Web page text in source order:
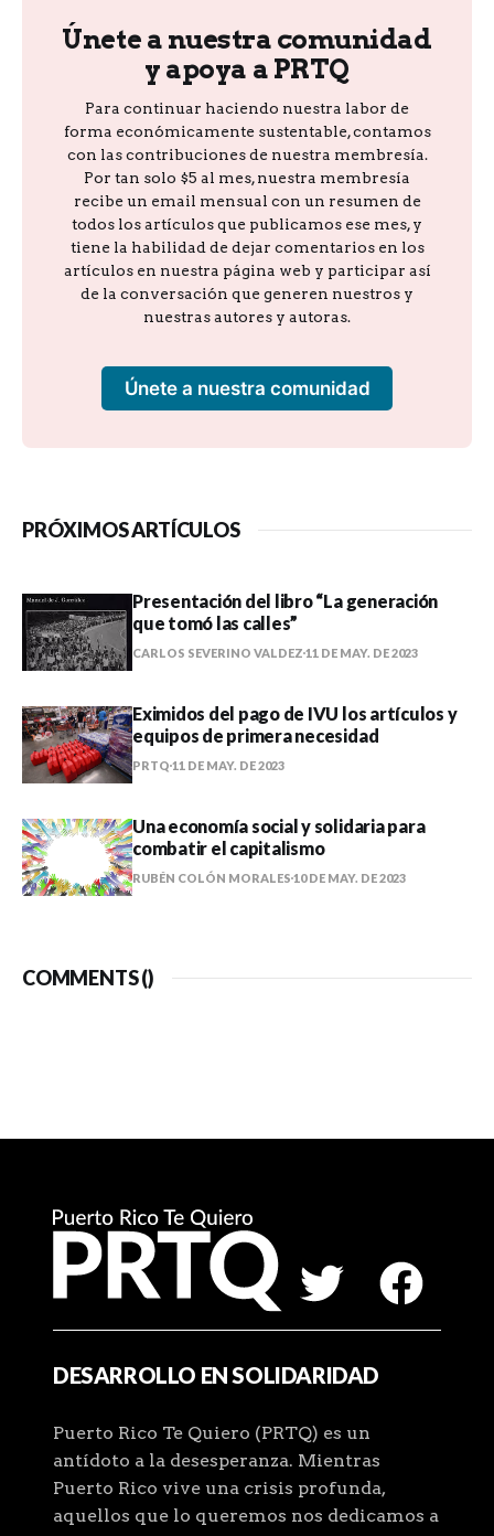
Únete a nuestra comunidad
y apoya a PRTQ
Para continuar haciendo nuestra labor de
forma económicamente sustentable, contamos
con las contribuciones de nuestra membresía.
Por tan solo $5 al mes, nuestra membresía
recibe un email mensual con un resumen de
todos los artículos que publicamos ese mes, y
tiene la habilidad de dejar comentarios en los
artículos en nuestra página web y participar así
de la conversación que generen nuestros y
nuestras autores y autoras.
Únete a nuestra comunidad
PRÓXIMOS ARTÍCULOS
Presentación del libro “La generación
que tomó las calles”
CARLOS SEVERINO VALDEZ 11 DE MAY. DE 2023
Eximidos del pago de IVU los artículos y
equipos de primera necesidad
PRTQ 11 DE MAY. DE 2023
Una economía social y solidaria para
combatir el capitalismo
RUBÉN COLÓN MORALES 10 DE MAY. DE 2023
COMMENTS ()
DESARROLLO EN SOLIDARIDAD
Puerto Rico Te Quiero (PRTQ) es un
antídoto a la desesperanza. Mientras
Puerto Rico vive una crisis profunda,
aquellos que lo queremos nos dedicamos a